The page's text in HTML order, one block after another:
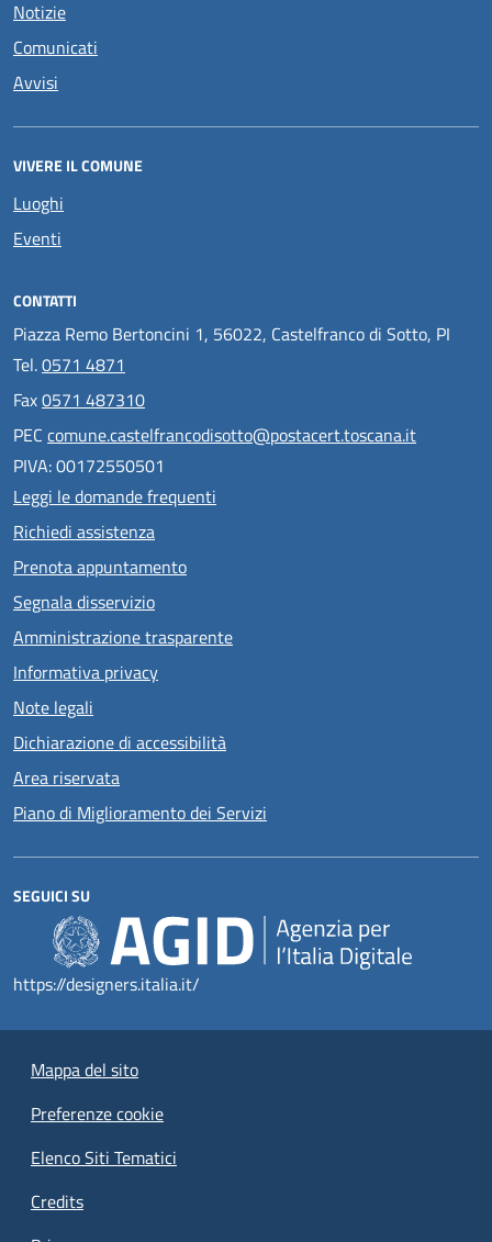
Notizie
Comunicati
Avvisi
VIVERE IL COMUNE
Luoghi
Eventi
CONTATTI
Piazza Remo Bertoncini 1, 56022, Castelfranco di Sotto, PI
Tel.0571 4871
Fax0571 487310
PEC comune.castelfrancodisotto@postacert.toscana.it
PIVA: 00172550501
Leggi le domande frequenti
Richiedi assistenza
Prenota appuntamento
Segnala disservizio
Amministrazione trasparente
Informativa privacy
Note legali
Dichiarazione di accessibilità
Area riservata
Piano di Miglioramento dei Servizi
SEGUICI SU
https://designers.italia.it/
Mappa del sito
Preferenze cookie
Elenco Siti Tematici
Credits